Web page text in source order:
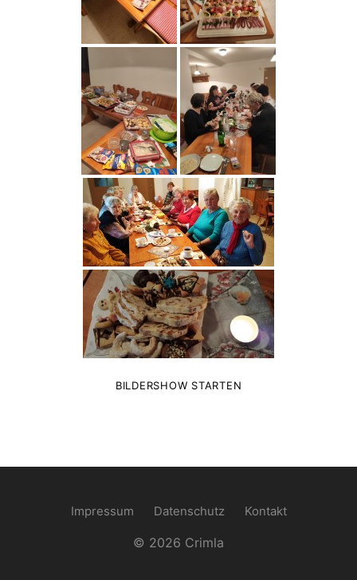
BILDERSHOW STARTEN
Impressum Datenschutz Kontakt
© 2026 Crimla